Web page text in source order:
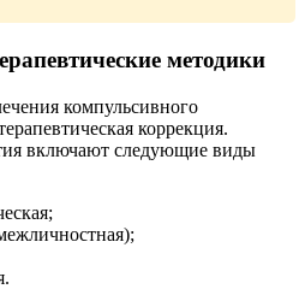
методики
компульсивного
коррекция.
включают следующие виды